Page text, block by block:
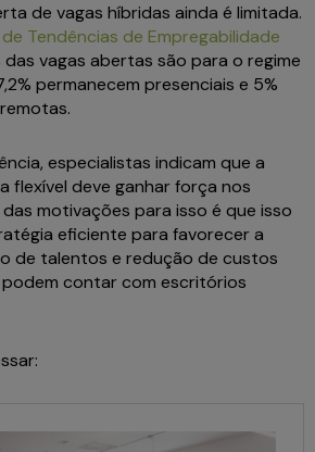
de vagas híbridas ainda é limitada.
Tendências de Empregabilidade
das vagas abertas são para o regime
permanecem presenciais e 5%
especialistas indicam que a
flexível deve ganhar força nos
motivações para isso é que isso
eficiente para favorecer a
de talentos e redução de custos
contar com escritórios